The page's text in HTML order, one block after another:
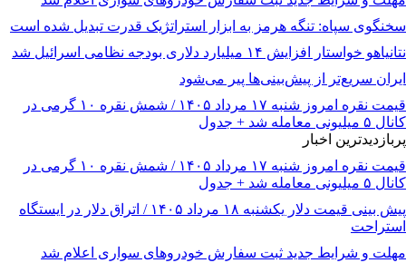
سخنگوی سپاه: تنگه هرمز به ابزار استراتژیک قدرت تبدیل شده است
نتانیاهو خواستار افزایش ۱۴ میلیارد دلاری بودجه نظامی اسرائیل شد
ایران سریع‌تر از پیش‌بینی‌ها پیر می‌شود
قیمت نقره امروز شنبه ۱۷ مرداد ۱۴۰۵ / شمش نقره ۱۰ گرمی در
کانال ۵ میلیونی معامله شد + جدول
پربازدیدترین اخبار
قیمت نقره امروز شنبه ۱۷ مرداد ۱۴۰۵ / شمش نقره ۱۰ گرمی در
کانال ۵ میلیونی معامله شد + جدول
پیش ‌بینی قیمت دلار یکشنبه ۱۸ مرداد ۱۴۰۵ / اتراق دلار در ایستگاه
استراحت
مهلت و شرایط جدید ثبت سفارش خودروهای سواری اعلام شد